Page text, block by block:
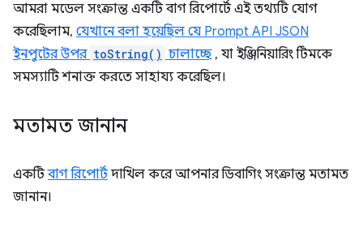
আমরা মডেল সংক্রান্ত একটি বাগ রিপোর্টে এই তথ্যটি যোগ
করেছিলাম, যেখানে বলা হয়েছিল যে Prompt API JSON
ইনপুটের উপর toString() চালাচ্ছে, যা ইঞ্জিনিয়ারিং টিমকে
সমস্যাটি শনাক্ত করতে সাহায্য করেছিল।
মতামত জানান
একটিবাগ রিপোর্টদাখিল করে আপনার ডিবাগিং সংক্রান্ত মতামত
জানান।